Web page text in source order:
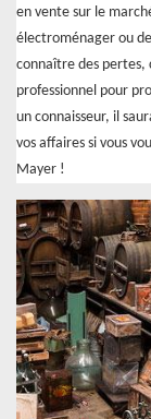
en vente sur le
électroménager ou
connaître des pertes,
professionnel pour
un connaisseur, il
vos affaires si vous
Mayer !